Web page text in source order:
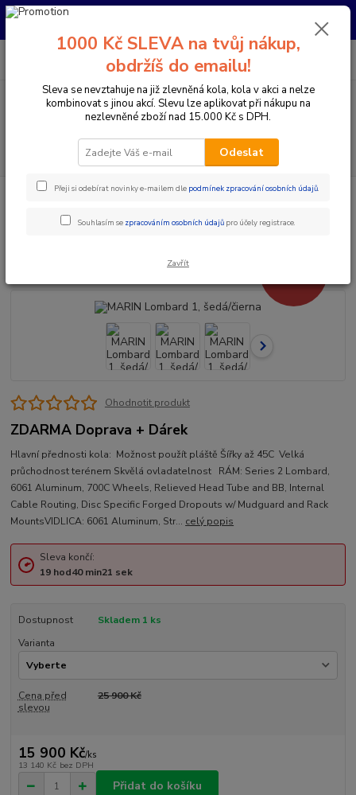
Pro nachystání kola / doplňků na prodejně si prosím zavolejte dopředu.
Menu
CZK
PO-PÁ 10:00-17:00 | SO: 9:00-12:00
Jízdní kola Cyklokrosová a Gravel kola
MARIN Lombard 1,
Ohodnotit produkt
ZDARMA Doprava + Dárek
Hlavní přednosti kola: Možnost použít pláště Šířky až 45C Velká
průchodnost terénem Skvělá ovladatelnost RÁM: Series 2 Lombard,
6061 Aluminum, 700C Wheels, Relieved Head Tube and BB, Internal
Cable Routing, Disc Specific Forged Dropouts w/ Mudguard and Rack
MountsVIDLICA: 6061 Aluminum, Str... celý popis
Sleva končí:
19hod40min21 sek
Dostupnost
Skladem 1 ks
Varianta
Cena před
slevou
25 900 Kč
15 900 Kč/ks
13 140 Kč bez DPH
Přidat do košíku
1000 Kč SLEVA na tvůj nákup,
obdržíš do emailu!
Sleva se nevztahuje na již zlevněná kola, kola v akci a nelze
kombinovat s jinou akcí. Slevu lze aplikovat při nákupu na
nezlevněné zboží nad 15.000 Kč s DPH.
Odeslat
Přeji si odebírat novinky e-mailem dle podmínek zpracování osobních údajů.
Souhlasím se zpracováním osobních údajů pro účely registrace.
Zavřít